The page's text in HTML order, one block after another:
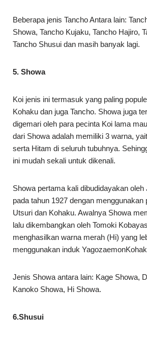
Beberapa jenis Tancho Antara lain:
Showa, Tancho Kujaku, Tancho Hajiro,
Tancho Shusui dan masih banyak lagi.
5. Showa
Koi jenis ini termasuk yang paling
Kohaku dan juga Tancho. Showa juga
digemari oleh para pecinta Koi lama
dari Showa adalah memiliki 3 warna,
serta Hitam di seluruh tubuhnya.
ini mudah sekali untuk dikenali.
Showa pertama kali dibudidayakan
pada tahun 1927 dengan menggunakan
Utsuri dan Kohaku. Awalnya Showa
lalu dikembangkan oleh Tomoki
menghasilkan warna merah (Hi) yang
menggunakan induk
Jenis Showa antara lain: Kage Showa,
Kanoko Showa, Hi Showa.
6.Shusui